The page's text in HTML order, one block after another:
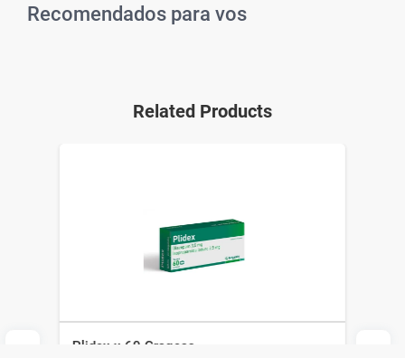
Recomendados para vos
Related Products
Plidex x 60 Grageas